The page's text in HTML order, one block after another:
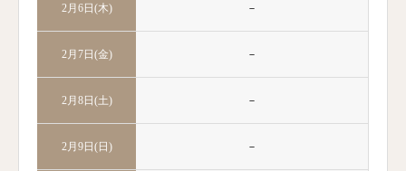
2月6日(木) －
2月7日(金) －
2月8日(土) －
2月9日(日) －